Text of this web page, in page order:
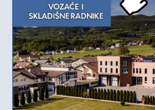
Sport
Kultura
Crna
kronika